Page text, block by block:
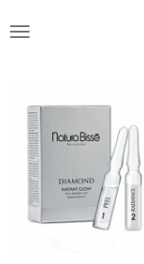
direct
hoofdinhoud